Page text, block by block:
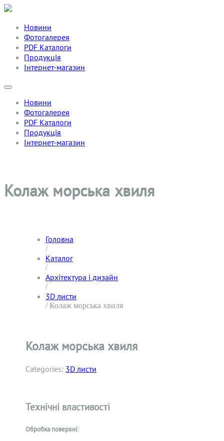
Новини
Фотогалерея
PDF Каталоги
Продукція
Інтернет-магазин
Новини
Фотогалерея
PDF Каталоги
Продукція
Інтернет-магазин
Колаж морська хвиля
Головна
/
Каталог
/
Архітектура і дизайн
/
3D листи
/ Колаж морська хвиля
Колаж морська хвиля
Categories: 3D листи
Технічні властивості
Обробка поверхні: